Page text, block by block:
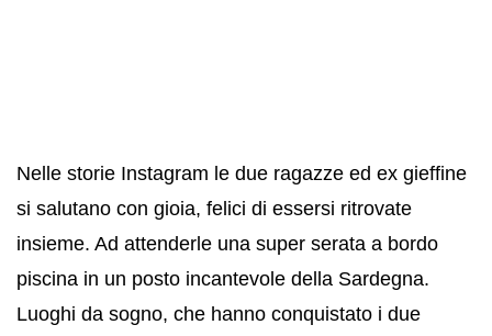
Nelle storie Instagram le due ragazze ed ex gieffine
si salutano con gioia, felici di essersi ritrovate
insieme. Ad attenderle una super serata a bordo
piscina in un posto incantevole della Sardegna.
Luoghi da sogno, che hanno conquistato i due